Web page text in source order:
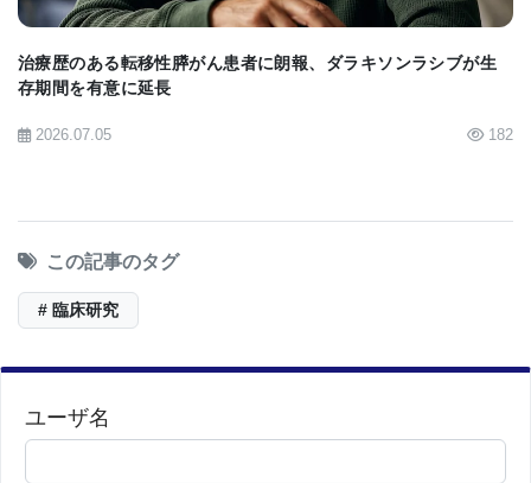
るだけでなく、おそらく実際に他の臓器へのホルモ
ンシグナル伝達に関与している可能性がある」と
Cohen 博士は述べた。
チームは、褐色脂肪のメカニズムをさらに研究する
人々よりも褐色脂肪を多く持っている理由を説明す
る可能性のある遺伝的変異を探すことも含まれる。
これは、褐色脂肪の活動を刺激して肥満や関連する
状態を治療する薬理学的方法を開発するための潜在
的な第一歩だ。
「誰もが持っている当たり前の質問は、 『褐色脂肪
治療歴のある転移性膵がん患者に朗報、ダラキソンラシブが生
存期間を有意に延長
2026.07.05 182
この記事のタグ
# 臨床研究
ユーザ名